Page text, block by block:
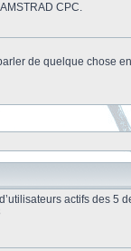
CPC.
de quelque chose
actifs des 5